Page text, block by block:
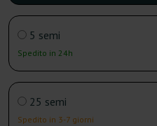
5 semi
Spedito in 24h
25 semi
Spedito in 3-7 giorni